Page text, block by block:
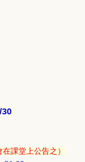
30
課堂上公告之）